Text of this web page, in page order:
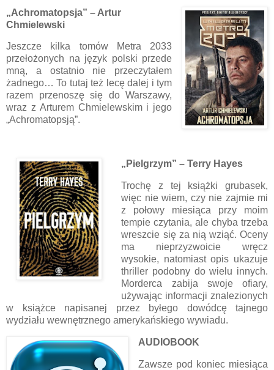
„Achromatopsja” – Artur
Chmielewski
Jeszcze kilka tomów Metra 2033
przełożonych na język polski przede
mną, a ostatnio nie przeczytałem
żadnego… To tutaj też lecę dalej i tym
razem przenoszę się do Warszawy,
wraz z Arturem Chmielewskim i jego
„Achromatopsją”.
„Pielgrzym” – Terry Hayes
Trochę z tej książki grubasek,
więc nie wiem, czy nie zajmie mi
z połowy miesiąca przy moim
tempie czytania, ale chyba trzeba
wreszcie się za nią wziąć. Oceny
ma nieprzyzwoicie wręcz
wysokie, natomiast opis ukazuje
thriller podobny do wielu innych.
Morderca zabija swoje ofiary,
używając informacji znalezionych
w książce napisanej przez byłego dowódcę tajnego
wydziału wewnętrznego amerykańskiego wywiadu.
AUDIOBOOK
Zawsze pod koniec miesiąca